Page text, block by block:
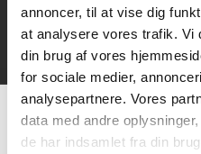
annoncer, til at vise dig
at analysere vores trafik. Vi
din brug af vores
for sociale medier,
analysepartnere. Vores
data med andre
de har indsamlet fra din
Kuller
Tilmeld dig